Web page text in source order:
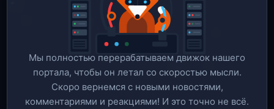
Мы полностью перерабатываем движок нашего
портала, чтобы он летал со скоростью мысли.
Скоро вернемся c новыми новостями,
комментариями и реакциями! И это точно не всё.